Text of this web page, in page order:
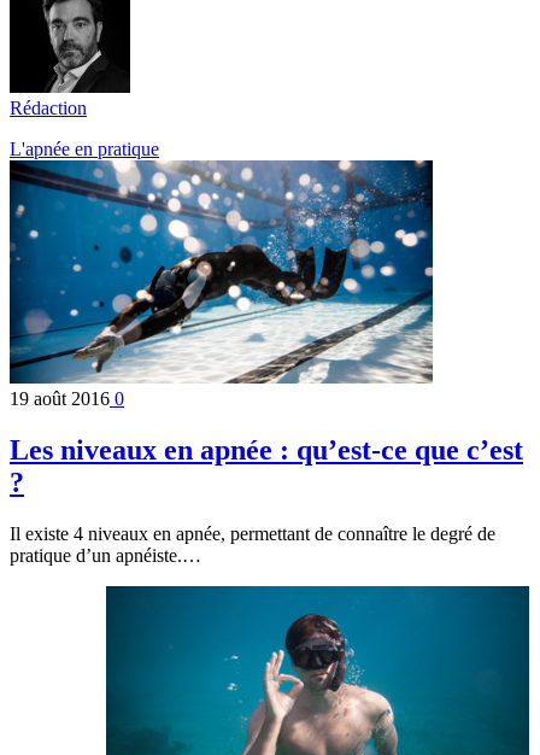
Rédaction
L'apnée en pratique
19 août 2016 0
Les niveaux en apnée : qu’est-ce que c’est
?
Il existe 4 niveaux en apnée, permettant de connaître le degré de
pratique d’un apnéiste.…